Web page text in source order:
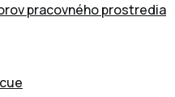
pracovného prostredia